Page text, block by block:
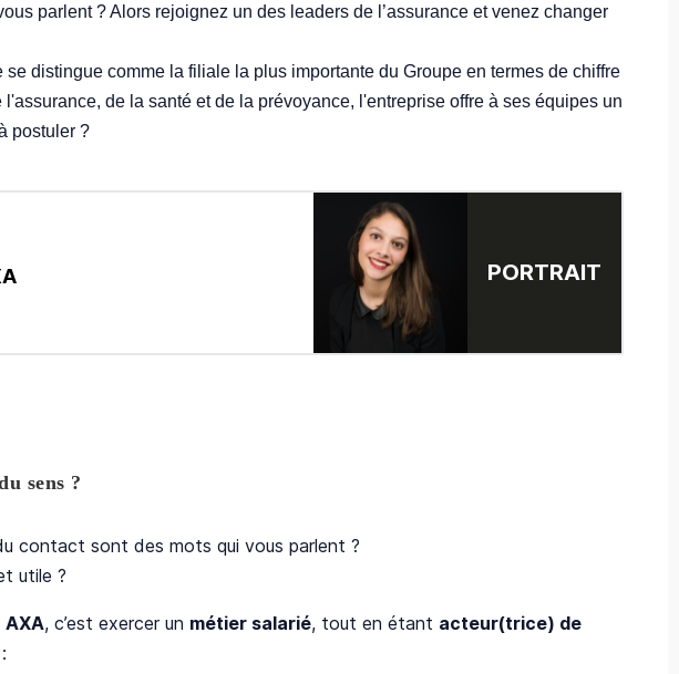
parlent ? Alors rejoignez un des leaders de l’assurance et venez changer
distingue comme la filiale la plus importante du Groupe en termes de chiffre
de la santé et de la prévoyance, l'entreprise offre à ses équipes un
postuler ?
PORTRAIT
sens ?
contact sont des mots qui vous parlent ?
utile ?
, c’est exercer un métier salarié, tout en étant acteur(trice) de